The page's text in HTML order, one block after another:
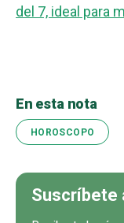
del 7, ideal para
En esta nota
HOROSCOPO
Suscríbete